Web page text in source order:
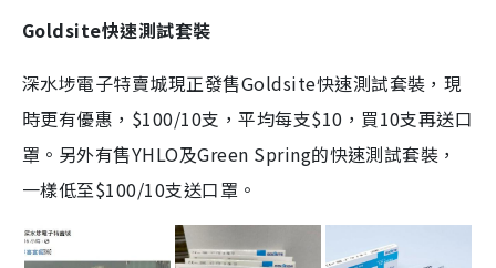
Goldsite快速測試套裝
深水埗電子特賣城現正發售Goldsite快速測試套裝，現
時更有優惠，$100/10支，平均每支$10，買10支再送口
罩。另外有售YHLO及Green Spring的快速測試套裝，
一樣低至$100/10支送口罩。